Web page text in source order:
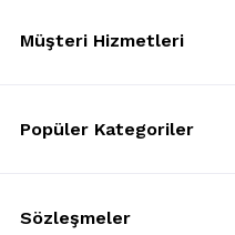
Müşteri Hizmetleri
Popüler Kategoriler
Sözleşmeler